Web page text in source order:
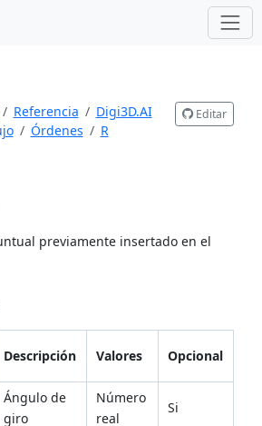
Referencia
Digi3D.AI
Órdenes
R
Editar
previamente insertado en el
Descripción Valores Opcional
Ángulo de
giro
Número
real
Si